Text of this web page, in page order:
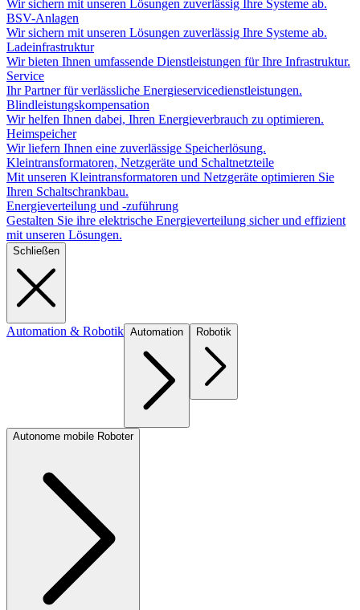
Wir sichern mit unseren Lösungen zuverlässig Ihre Systeme ab.
BSV-Anlagen
Wir sichern mit unseren Lösungen zuverlässig Ihre Systeme ab.
Ladeinfrastruktur
Wir bieten Ihnen umfassende Dienstleistungen für Ihre Infrastruktur.
Service
Ihr Partner für verlässliche Energieservicedienstleistungen.
Blindleistungskompensation
Wir helfen Ihnen dabei, Ihren Energieverbrauch zu optimieren.
Heimspeicher
Wir liefern Ihnen eine zuverlässige Speicherlösung.
Kleintransformatoren, Netzgeräte und Schaltnetzteile
Mit unseren Kleintransformatoren und Netzgeräte optimieren Sie
Ihren Schaltschrankbau.
Energieverteilung und -zuführung
Gestalten Sie ihre elektrische Energieverteilung sicher und effizient
mit unseren Lösungen.
Schließen
Automation & Robotik Automation Robotik
Autonome mobile Roboter